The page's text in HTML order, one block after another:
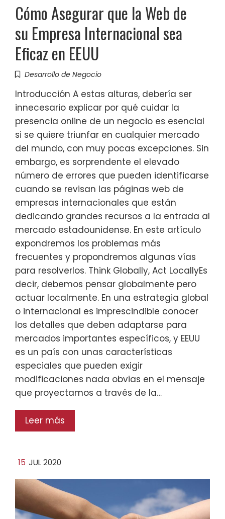
Cómo Asegurar que la Web de
su Empresa Internacional sea
Eficaz en EEUU
Desarrollo de Negocio
Introducción A estas alturas, debería ser
innecesario explicar por qué cuidar la
presencia online de un negocio es esencial
si se quiere triunfar en cualquier mercado
del mundo, con muy pocas excepciones. Sin
embargo, es sorprendente el elevado
número de errores que pueden identificarse
cuando se revisan las páginas web de
empresas internacionales que están
dedicando grandes recursos a la entrada al
mercado estadounidense. En este artículo
expondremos los problemas más
frecuentes y propondremos algunas vías
para resolverlos. Think Globally, Act LocallyEs
decir, debemos pensar globalmente pero
actuar localmente. En una estrategia global
o internacional es imprescindible conocer
los detalles que deben adaptarse para
mercados importantes específicos, y EEUU
es un país con unas características
especiales que pueden exigir
modificaciones nada obvias en el mensaje
que proyectamos a través de la…
Leer más
15 JUL 2020